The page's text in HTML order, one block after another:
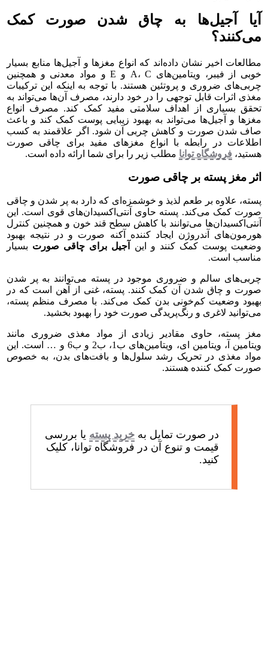
آیا آجیل‌ها به چاق شدن صورت کمک
می‌کنند؟
مطالعات اخیر نشان داده‌اند که انواع مغزها و آجیل‌ها منابع بسیار
خوبی از فیبر، ویتامین‌های A، C و E و مواد معدنی و همچنین
چربی‌های ضروری و پروتئین هستند. با توجه به اینکه این ترکیبات
مغذی اثرات قابل توجهی را در خود دارند، مصرف آن‌ها می‌تواند به
تحقق بسیاری از اهداف سلامتی مفید کمک کند. مصرف انواع
مغزها و آجیل‌ها می‌تواند به بهبود زیبایی پوست کمک کند و باعث
صاف شدن صورت و کاهش چربی آن شود. اگر علاقمند به کسب
اطلاعات در رابطه با انواع مغزهای مفید برای چاقی صورت
هستید، فروشگاه توانا مطلب زیر را برای شما ارائه داده است.
اثر مغز پسته بر چاقی صورت
پسته، علاوه بر طعم لذیذ و خوشمزه‌ای که دارد به پر شدن و چاقی
صورت کمک می‌کند. پسته حاوی آنتی‌اکسیدان‌های قوی است. این
آنتی‌اکسیدان‌ها می‌توانند با کاهش سطح قند خون و همچنین کنترل
هورمون‌های آندروژن ایجاد کننده آکنه صورت و در نتیجه بهبود
وضعیت پوست کمک کنند و این
آجیل برای چاقی صورت بسیار
مناسب است.
چربی‌های سالم و ضروری موجود در پسته می‌توانند به پر شدن
صورت و چاق شدن آن کمک کنند. پسته، غنی از آهن است که در
بهبود وضعیت کم‌خونی بدن کمک می‌کند. با مصرف منظم پسته،
می‌توانید لاغری و رنگ‌پریدگی صورت خود را بهبود بخشید.
مغز پسته، حاوی مقادیر زیادی از مواد مغذی ضروری مانند
ویتامین آ، ویتامین ای، ویتامین‌های ب1، ب2 و ب6 و … است. این
مواد مغذی در تحریک رشد سلول‌ها و بافت‌های بدن، به خصوص
صورت کمک کننده هستند.
در صورت تمایل به خرید پسته یا بررسی
قیمت و تنوع آن در فروشگاه توانا، کلیک
کنید.